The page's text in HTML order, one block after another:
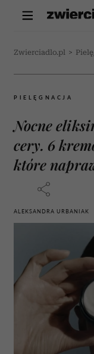
Zwierciadlo.pl >
PIELĘGNACJA
Nocne
cery. 6
które
ALEKSANDRA URBANIAK